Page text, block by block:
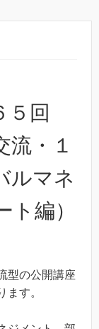
回
流・１
ルマネ
編）
型の公開講座
ます。